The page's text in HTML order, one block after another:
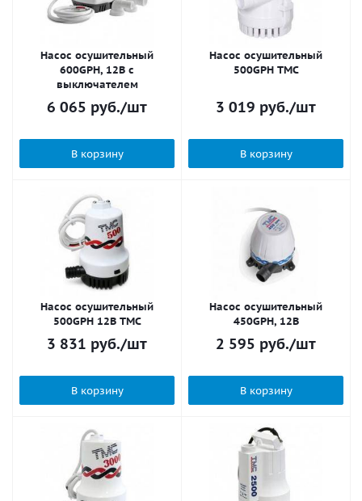
Насос осушительный
600GPH, 12В с
выключателем
6 065 руб./шт
В корзину
Насос осушительный
500GPH TMC
3 019 руб./шт
В корзину
Насос осушительный
500GPH 12В TMC
3 831 руб./шт
В корзину
Насос осушительный
450GPH, 12В
2 595 руб./шт
В корзину